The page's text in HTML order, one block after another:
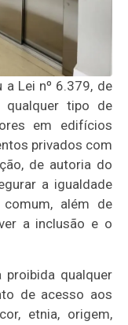
a Lei nº 6.379, de
tipo de
em edifícios
privados com
de autoria do
a igualdade
além de
a inclusão e o
qualquer
de acesso aos
etnia, origem,